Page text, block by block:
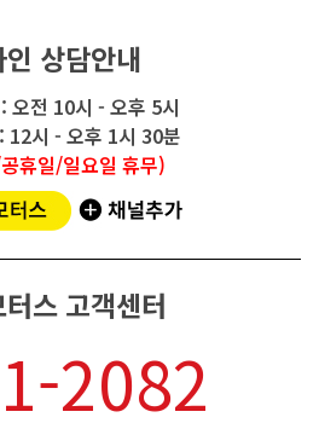
상담안내
오전 10시 - 오후 5시
12시 - 오후 1시 30분
휴일/일요일 휴무)
스 고객센터
2082